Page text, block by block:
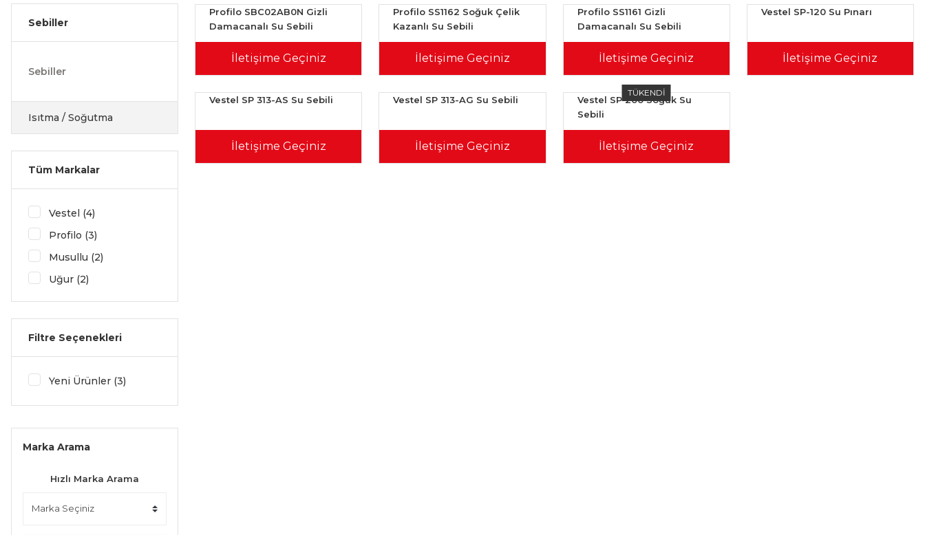
Sebiller
Sebiller
Isıtma / Soğutma
Tüm Markalar
Vestel (4)
Profilo (3)
Musullu (2)
Uğur (2)
Filtre Seçenekleri
Yeni Ürünler (3)
Marka Arama
Hızlı Marka Arama
Profilo SBC02AB0N Gizli
Damacanalı Su Sebili
İletişime Geçiniz
Profilo SS1162 Soğuk Çelik
Kazanlı Su Sebili
İletişime Geçiniz
Profilo SS1161 Gizli
Damacanalı Su Sebili
İletişime Geçiniz
Vestel SP-120 Su Pınarı
İletişime Geçiniz
Vestel SP 313-AS Su Sebili
İletişime Geçiniz
Vestel SP 313-AG Su Sebili
İletişime Geçiniz
TÜKENDİ
Vestel SP 200 Soğuk Su
Sebili
İletişime Geçiniz